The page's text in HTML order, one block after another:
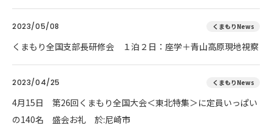
2023/05/08 くまもりNews
くまもり全国支部長研修会 １泊２日：座学＋青山高原現地視察
2023/04/25 くまもりNews
4月15日 第26回くまもり全国大会＜東北特集＞に定員いっぱい
の140名 盛会お礼 於:尼崎市